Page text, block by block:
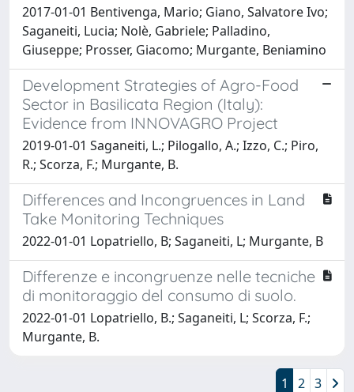
2017-01-01 Bentivenga, Mario; Giano, Salvatore Ivo;
Saganeiti, Lucia; Nolè, Gabriele; Palladino,
Giuseppe; Prosser, Giacomo; Murgante, Beniamino
Development Strategies of Agro-Food
Sector in Basilicata Region (Italy):
Evidence from INNOVAGRO Project
2019-01-01 Saganeiti, L.; Pilogallo, A.; Izzo, C.; Piro,
R.; Scorza, F.; Murgante, B.
Differences and Incongruences in Land
Take Monitoring Techniques
2022-01-01 Lopatriello, B; Saganeiti, L; Murgante, B
Differenze e incongruenze nelle tecniche
di monitoraggio del consumo di suolo.
2022-01-01 Lopatriello, B.; Saganeiti, L; Scorza, F.;
Murgante, B.
1 2 3